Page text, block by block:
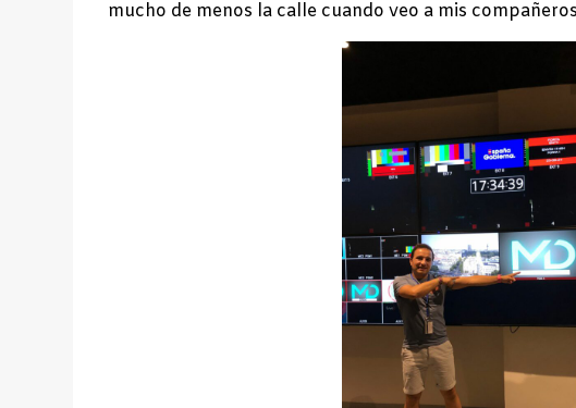
mucho de menos la calle cuando veo a mis